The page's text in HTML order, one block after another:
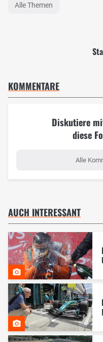
Alle Themen
KOMMENTARE
Diskutiere
diese
Alle
AUCH INTERESSANT